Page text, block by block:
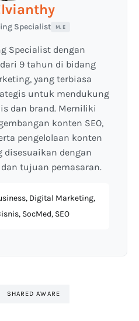
Specialist M. E
Specialist dengan
9 tahun di bidang
yang terbiasa
untuk mendukung
dan brand. Memiliki
konten SEO,
pengelolaan konten
disesuaikan dengan
tujuan pemasaran.
Digital Marketing,
SocMed, SEO
SHARED AWARE